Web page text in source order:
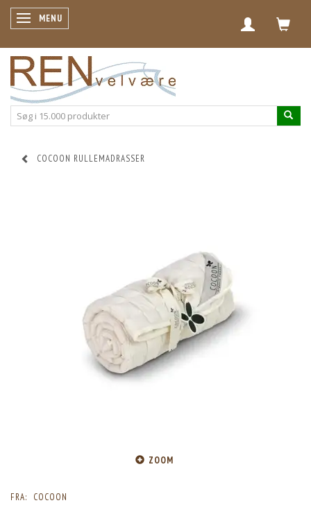
SKIFTE NAVIGATION
MENU
COCOON RULLEMADRASSER
ZOOM
FRA: COCOON